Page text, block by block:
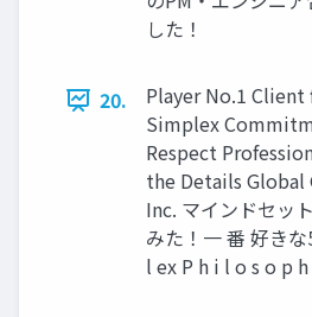
した！
20.
Player No.1
Simplex
Respect
the Details
Inc. マインドセッ
みた！一 番 好き
l ex P h i l o s o p h